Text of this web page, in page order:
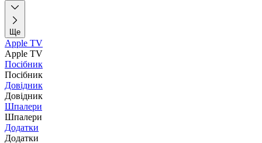
Ще
Apple TV
Apple TV
Посібник
Посібник
Довідник
Довідник
Шпалери
Шпалери
Додатки
Додатки